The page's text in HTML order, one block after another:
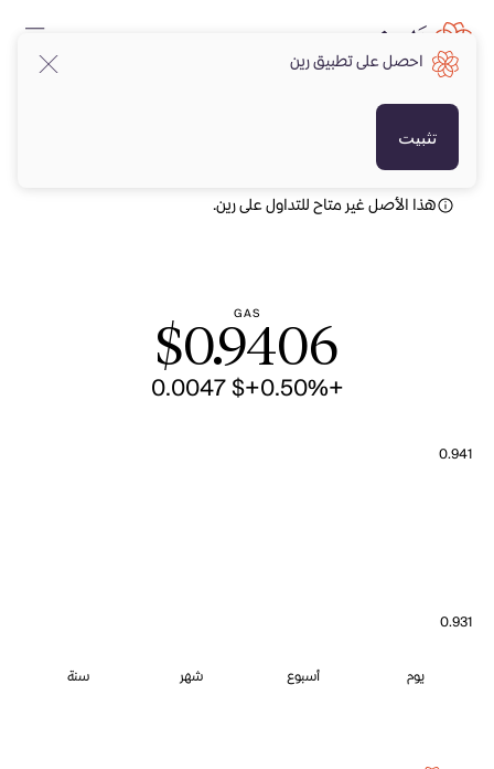
هذا الأصل غير متاح للتداول على رين.
GAS
$0.9406
+0.50%
+$ 0.0047
0.941
0.931
يوم أسبوع شهر سنة
احصل على تطبيق رين
تثبيت